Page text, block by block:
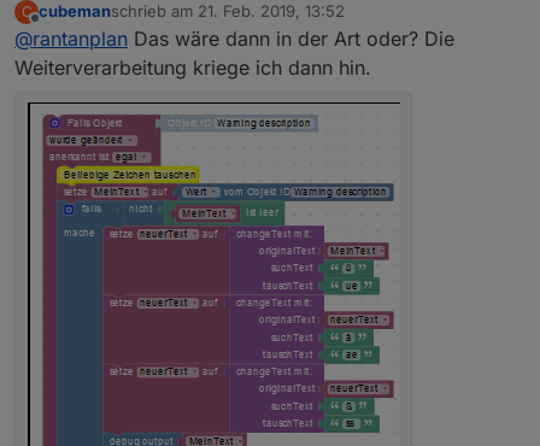
C
Offline
cubemanschrieb am 21. Feb. 2019, 13:52
zuletzt editiert von
@rantanplan Das wäre dann in der Art oder? Die
Weiterverarbeitung kriege ich dann hin.